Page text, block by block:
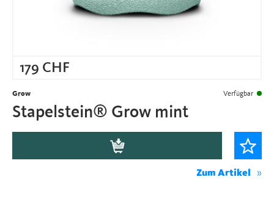
179 CHF
Grow Verfügbar
Stapelstein® Grow mint
Zum Artikel